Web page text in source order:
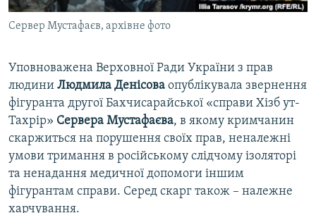
ІНФОГРАФІКА
ДОЛУЧАЙСЯ!
Усі сайти RFE/RL
Сервер Мустафаєв, архівне фото
Уповноважена Верховної Ради України з прав
людини Людмила Денісова опублікувала звернення
фігуранта другої Бахчисарайської «справи Хізб ут-
Тахрір» Сервера Мустафаєва, в якому кримчанин
скаржиться на порушення своїх прав, неналежні
умови тримання в російському слідчому ізоляторі
та ненадання медичної допомоги іншим
фігурантам справи. Серед скарг також – належне
харчування.